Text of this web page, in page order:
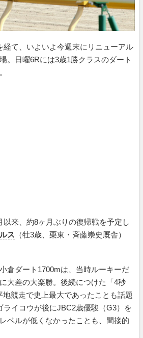
て、いよいよ今週末にリニューアル
。日曜6Rには3歳1勝クラスのダート
来、約8ヶ月ぶりの復帰戦を予定し
ス （牡3歳、栗東・斉藤崇史厩舎）
倉ダート1700mは、当時ルーキーだ
大差の大楽勝。後続につけた「4秒
競走で史上最大であったことも話題
ライコウが後にJBC2歳優駿（G3）を
ベルが低くなかったことも、間接的